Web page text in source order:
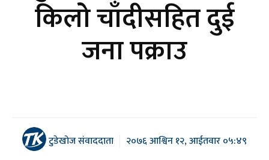
किलो चाँदीसहित दुई
जना पक्राउ
टुडेखोज संवाददाता २०७६ आश्विन १२, आईतवार ०५:४९